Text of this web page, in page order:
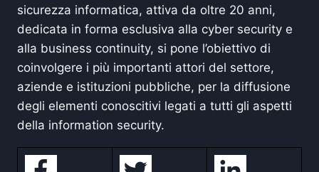
sicurezza informatica, attiva da oltre 20 anni,
dedicata in forma esclusiva alla cyber security e
alla business continuity, si pone l’obiettivo di
coinvolgere i più importanti attori del settore,
aziende e istituzioni pubbliche, per la diffusione
degli elementi conoscitivi legati a tutti gli aspetti
della information security.